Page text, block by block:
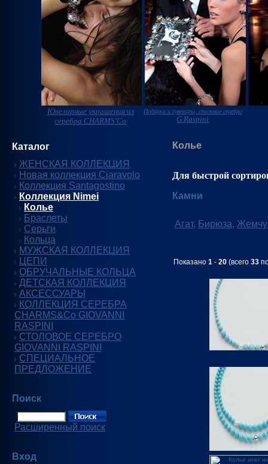
Ювелирные украшения из
серебра CHARMS'Co
Подарки и сувениры, столовое серебро
G.Raspini
Каталог
ЖЕНСКАЯ КОЛЛЕКЦИЯ
Новая коллекция Ciaravolo
Коллекция Santagostino
Коллекция Nimei
Колье
Браслеты
Серьги
Кольца
МУЖСКАЯ КОЛЛЕКЦИЯ
ЦЕПИ
ОБРУЧАЛЬНЫЕ КОЛЬЦА
ДЕТСКАЯ КОЛЛЕКЦИЯ
АКСЕССУАРЫ
КОЛЛЕКЦИЯ СЕРЕБРА
CHARMS&Co GIOVANNI
RASPINI
СТОЛОВОЕ СЕРЕБРО
GIOVANNI RASPINI
СПЕЦИАЛЬНОЕ
ПРЕДЛОЖЕНИЕ
Поиск
Расширенный поиск
Вход
Колье
Для быстрой
Камни
Агат, Бирюза,
Показано 1 - 20 (всего 33